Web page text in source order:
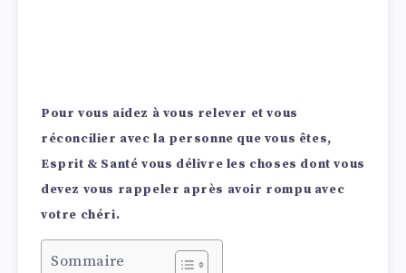
Pour vous aidez à vous relever et vous
réconcilier avec la personne que vous êtes,
Esprit & Santé vous délivre les choses dont vous
devez vous rappeler après avoir rompu avec
votre chéri.
Sommaire